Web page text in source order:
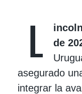
L
de
asegurado
integrar la